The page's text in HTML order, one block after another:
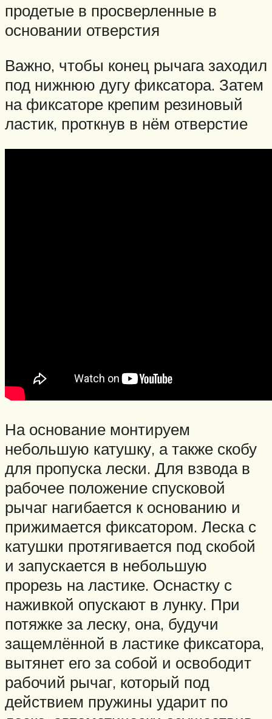
продетые в просверленные в
основании отверстия
Важно, чтобы конец рычага заходил
под нижнюю дугу фиксатора. Затем
на фиксаторе крепим резиновый
ластик, проткнув в нём отверстие
На основание монтируем
небольшую катушку, а также скобу
для пропуска лески. Для взвода в
рабочее положение спусковой
рычаг нагибается к основанию и
прижимается фиксатором. Леска с
катушки протягивается под скобой
и запускается в небольшую
прорезь на ластике. Оснастку с
наживкой опускают в лунку. При
потяжке за леску, она, будучи
защемлённой в ластике фиксатора,
вытянет его за собой и освободит
рабочий рычаг, который под
действием пружины ударит по